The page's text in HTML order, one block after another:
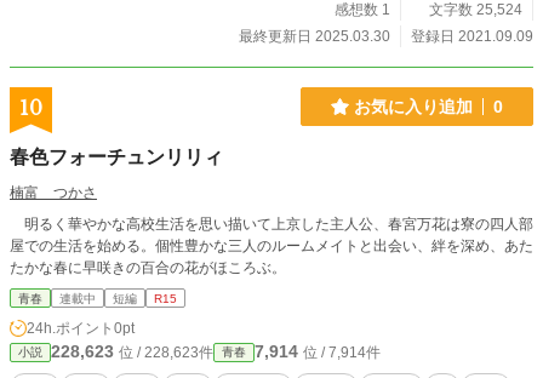
感想数 1
文字数 25,524
最終更新日 2025.03.30
登録日 2021.09.09
10 お気に入り追加 0
春色フォーチュンリリィ
楠富 つかさ
明るく華やかな高校生活を思い描いて上京した主人公、春宮万花は寮の四人部
屋での生活を始める。個性豊かな三人のルームメイトと出会い、絆を深め、あた
たかな春に早咲きの百合の花がほころぶ。
青春 連載中 短編 R15
24h.ポイント 0pt
小説 228,623 位 / 228,623件 青春 7,914 位 / 7,914件